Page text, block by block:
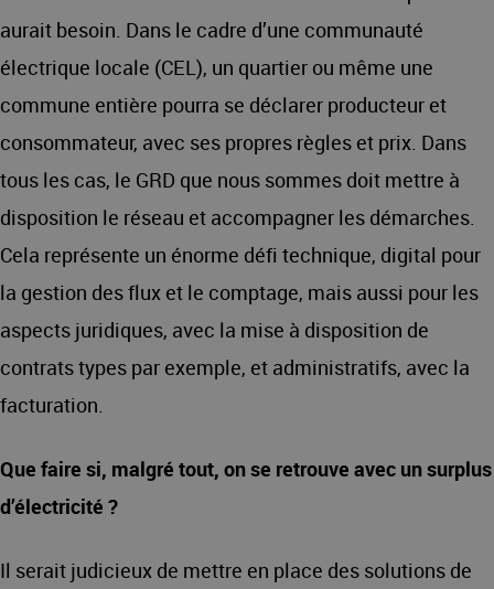
aurait besoin. Dans le cadre d’une communauté
électrique locale (CEL), un quartier ou même une
commune entière pourra se déclarer producteur et
consommateur, avec ses propres règles et prix. Dans
tous les cas, le GRD que nous sommes doit mettre à
disposition le réseau et accompagner les démarches.
Cela représente un énorme défi technique, digital pour
la gestion des flux et le comptage, mais aussi pour les
aspects juridiques, avec la mise à disposition de
contrats types par exemple, et administratifs, avec la
facturation.
Que faire si, malgré tout, on se retrouve avec un surplus
d’électricité ?
Il serait judicieux de mettre en place des solutions de